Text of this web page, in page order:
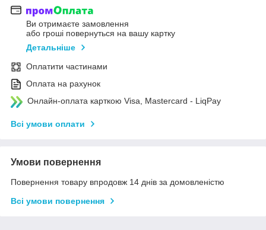
Ви отримаєте замовлення
або гроші повернуться на вашу картку
Детальніше
Оплатити частинами
Оплата на рахунок
Онлайн-оплата карткою Visa, Mastercard - LiqPay
Всі умови оплати
Умови повернення
Повернення товару впродовж 14 днів за домовленістю
Всі умови повернення